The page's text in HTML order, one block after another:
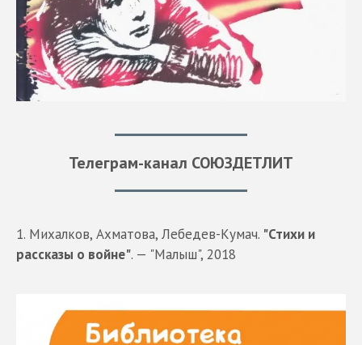
Телеграм-канал СОЮЗДЕТЛИТ
1. Михалков, Ахматова, Лебедев-Кумач. "Стихи и
рассказы о войне". — "Малыш", 2018